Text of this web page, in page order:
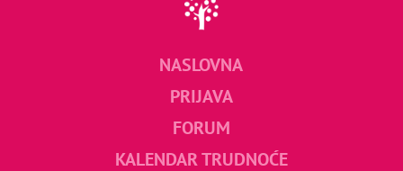
NASLOVNA
PRIJAVA
FORUM
KALENDAR TRUDNOĆE